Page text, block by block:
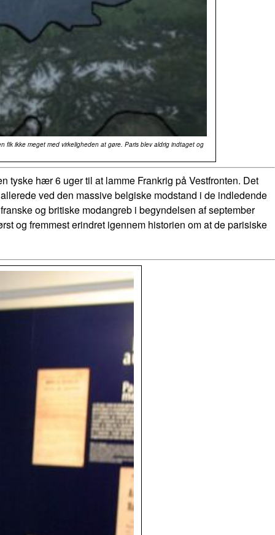
ikke meget med virkeligheden at gøre. Paris blev aldrig indtaget og
hær 6 uger til at lamme Frankrig på Vestfronten. Det
ved den massive belgiske modstand i de indledende
og britiske modangreb i begyndelsen af september
og fremmest erindret igennem historien om at de parisiske